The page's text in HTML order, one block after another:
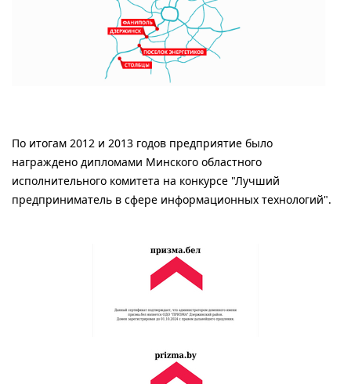
По итогам 2012 и 2013 годов предприятие было
награждено дипломами Минского областного
исполнительного комитета на конкурсе "Лучший
предприниматель в сфере информационных технологий".